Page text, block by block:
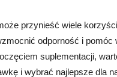
przynieść wiele
odporność i pomóc
suplementacji,
i wybrać najlepsze dla